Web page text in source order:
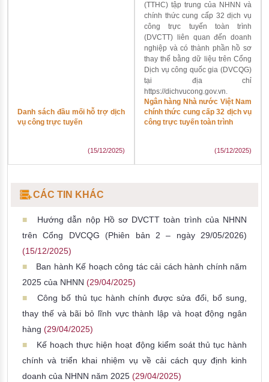
Danh sách đầu mối hỗ trợ dịch
vụ công trực tuyến
(15/12/2025)
Ngân hàng Nhà nước Việt Nam
chính thức cung cấp 32 dịch vụ
công trực tuyến toàn trình
(TTHC) tập trung của NHNN và
chính thức cung cấp 32 dịch vụ
công trực tuyến toàn trình
(DVCTT) liên quan đến doanh
nghiệp và có thành phần hồ sơ
thay thế bằng dữ liệu trên Cổng
Dịch vụ công quốc gia (DVCQG)
tại địa chỉ
https://dichvucong.gov.vn.
(15/12/2025)
CÁC TIN KHÁC
Hướng dẫn nộp Hồ sơ DVCTT toàn trình của NHNN
trên Cổng DVCQG (Phiên bản 2 – ngày 29/05/2026)
(15/12/2025)
Ban hành Kế hoạch công tác cải cách hành chính năm
2025 của NHNN (29/04/2025)
Công bố thủ tục hành chính được sửa đổi, bổ sung,
thay thế và bãi bỏ lĩnh vực thành lập và hoạt động ngân
hàng (29/04/2025)
Kế hoạch thực hiện hoạt động kiểm soát thủ tục hành
chính và triển khai nhiệm vụ về cải cách quy định kinh
doanh của NHNN năm 2025 (29/04/2025)